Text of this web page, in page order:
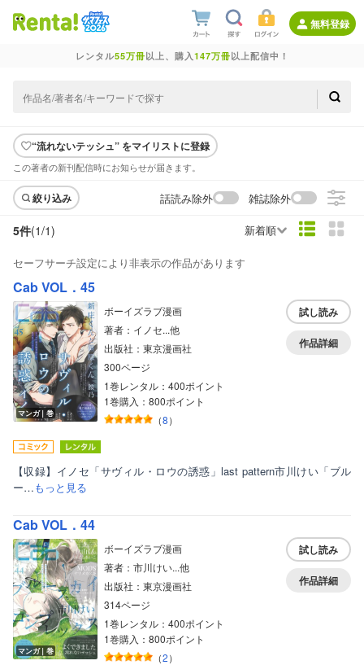
無料登録
レンタル55万冊以上、購入147万冊以上配信中！
“流れないテッシュ” をマイリストに登録
この著者の新刊配信時にお知らせが届きます。
絞り込み 話読み除外 雑誌除外
5件(1/1) 新着順
セーフサーチ設定により非表示の作品があります
Cab VOL．45
マンガ｜巻
ボーイズラブ漫画
著者：イノセ...他
出版社：東京漫画社
300ページ
1巻レンタル：400ポイント
1巻購入：800ポイント
（8）
試し読み
作品詳細
【収録】イノセ「サヴィル・ロウの誘惑」last pattern市川けい「ブル
ー…もっと見る
Cab VOL．44
マンガ｜巻
ボーイズラブ漫画
著者：市川けい...他
出版社：東京漫画社
314ページ
1巻レンタル：400ポイント
1巻購入：800ポイント
（2）
試し読み
作品詳細